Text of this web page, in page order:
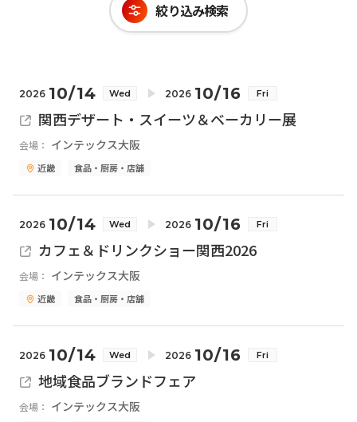
絞り込み検索
2026 10/14 Wed 2026 10/16 Fri
関西デザート・スイーツ＆ベーカリー展
会場： インテックス大阪
近畿 食品・厨房・店舗
2026 10/14 Wed 2026 10/16 Fri
カフェ＆ドリンクショー関西2026
会場： インテックス大阪
近畿 食品・厨房・店舗
2026 10/14 Wed 2026 10/16 Fri
地域食品ブランドフェア
会場： インテックス大阪